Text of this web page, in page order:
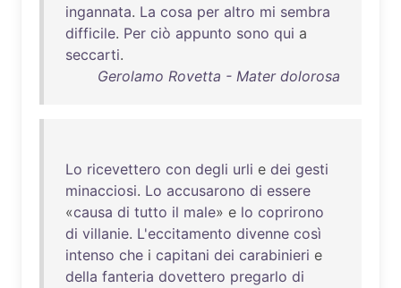
ingannata. La cosa per altro mi sembra
difficile. Per ciò appunto sono qui a
seccarti.
Gerolamo Rovetta - Mater dolorosa
Lo ricevettero con degli urli e dei gesti
minacciosi. Lo accusarono di essere
«causa di tutto il male» e lo coprirono
di villanie. L'eccitamento divenne così
intenso che i capitani dei carabinieri e
della fanteria dovettero pregarlo di